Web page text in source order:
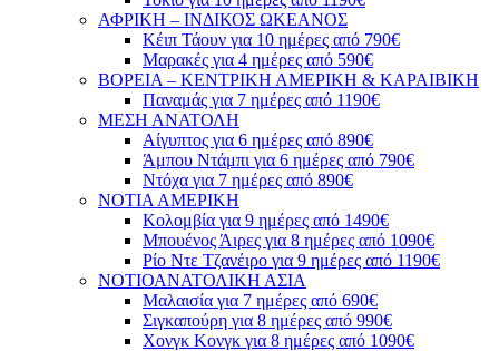
ΑΦΡΙΚΗ – ΙΝΔΙΚΟΣ ΩΚΕΑΝΟΣ
Κέιπ Τάουν για 10 ημέρες από 790€
Μαρακές για 4 ημέρες από 590€
ΒΟΡΕΙΑ – ΚΕΝΤΡΙΚΗ ΑΜΕΡΙΚΗ & ΚΑΡΑΙΒΙΚΗ
Παναμάς για 7 ημέρες από 1190€
ΜΕΣΗ ΑΝΑΤΟΛΗ
Αίγυπτος για 6 ημέρες από 890€
Άμπου Ντάμπι για 6 ημέρες από 790€
Ντόχα για 7 ημέρες από 890€
ΝΟΤΙΑ ΑΜΕΡΙΚΗ
Κολομβία για 9 ημέρες από 1490€
Μπουένος Άιρες για 8 ημέρες από 1090€
Ρίο Ντε Τζανέιρο για 9 ημέρες από 1190€
ΝΟΤΙΟΑΝΑΤΟΛΙΚΗ ΑΣΙΑ
Μαλαισία για 7 ημέρες από 690€
Σιγκαπούρη για 8 ημέρες από 990€
Χονγκ Κονγκ για 8 ημέρες από 1090€